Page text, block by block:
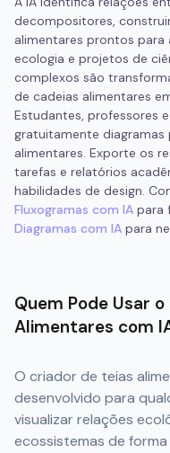
decompositores,
alimentares prontos para
ecologia e projetos de
complexos são
de cadeias alimentares
Estudantes, professores
gratuitamente diagramas
alimentares. Exporte os
tarefas e relatórios
habilidades de design.
Fluxogramas com IA para
Diagramas com IA para
Quem Pode Usar
Alimentares com
O criador de teias
desenvolvido para
visualizar relações
ecossistemas de